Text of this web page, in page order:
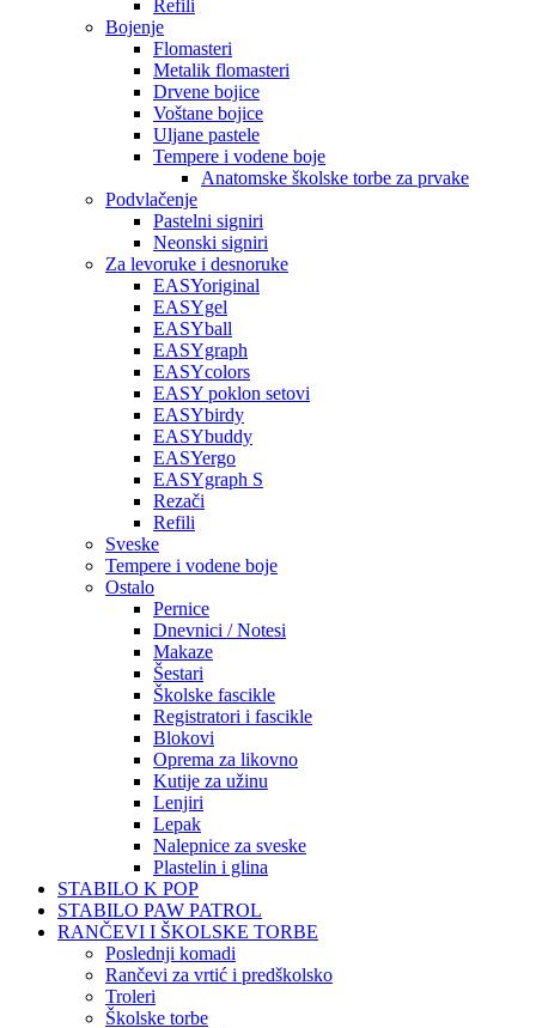
Refili
Bojenje
Flomasteri
Metalik flomasteri
Drvene bojice
Voštane bojice
Uljane pastele
Tempere i vodene boje
Anatomske školske torbe za prvake
Podvlačenje
Pastelni signiri
Neonski signiri
Za levoruke i desnoruke
EASYoriginal
EASYgel
EASYball
EASYgraph
EASYcolors
EASY poklon setovi
EASYbirdy
EASYbuddy
EASYergo
EASYgraph S
Rezači
Refili
Sveske
Tempere i vodene boje
Ostalo
Pernice
Dnevnici / Notesi
Makaze
Šestari
Školske fascikle
Registratori i fascikle
Blokovi
Oprema za likovno
Kutije za užinu
Lenjiri
Lepak
Nalepnice za sveske
Plastelin i glina
STABILO K POP
STABILO PAW PATROL
RANČEVI I ŠKOLSKE TORBE
Poslednji komadi
Rančevi za vrtić i predškolsko
Troleri
Školske torbe